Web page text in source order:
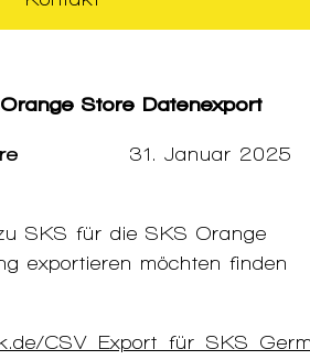
Store Datenexport
31. Januar 2025
SKS für die SKS Orange
exportieren möchten finden